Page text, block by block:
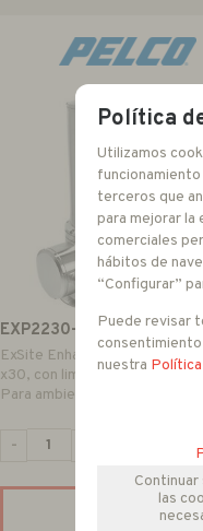
EXP2230-67
ExSite Enhanced 2 PTZ.
x30, con limpia, alimentación
Para ambientes explosivos
14.388,65
-
RESERVAR
Política
Utilizamos
terceros que
para mejorar la
comerciales
hábitos de
“Configurar”
Puede revisar
nuestra
Continuar
las